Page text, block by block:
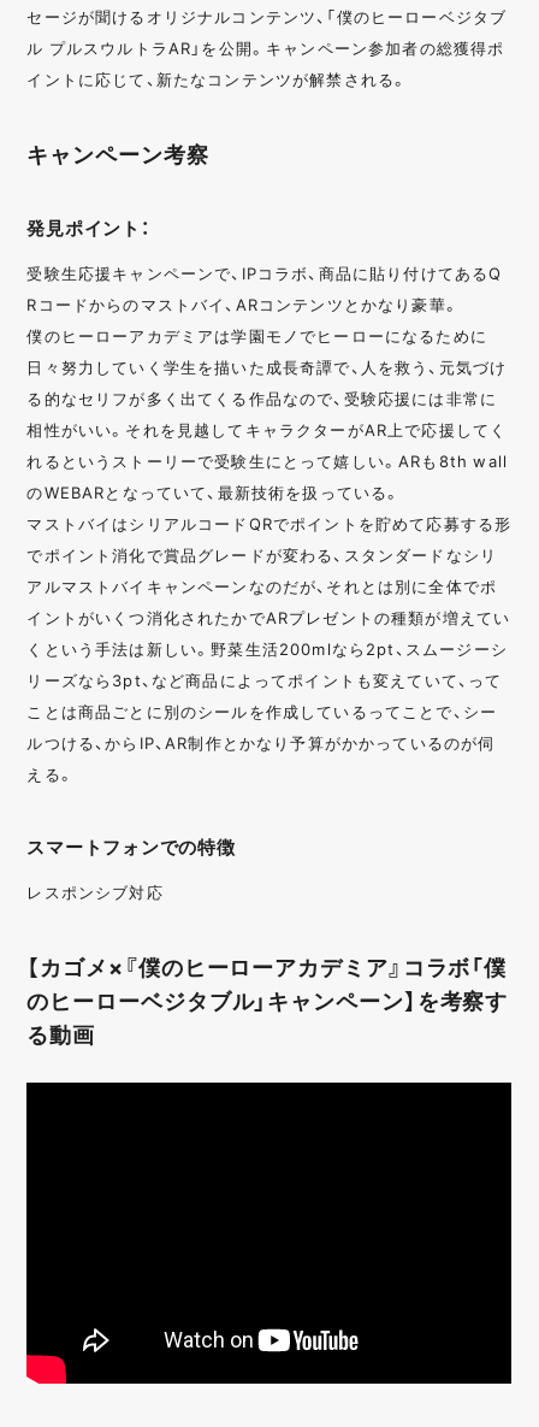
セージが聞けるオリジナルコンテンツ、「僕のヒーローベジタブ
ル プルスウルトラAR」を公開。キャンペーン参加者の総獲得ポ
イントに応じて、新たなコンテンツが解禁される。
キャンペーン考察
発見ポイント：
受験生応援キャンペーンで、IPコラボ、商品に貼り付けてあるQ
Rコードからのマストバイ、ARコンテンツとかなり豪華。
僕のヒーローアカデミアは学園モノでヒーローになるために
日々努力していく学生を描いた成長奇譚で、人を救う、元気づけ
る的なセリフが多く出てくる作品なので、受験応援には非常に
相性がいい。それを見越してキャラクターがAR上で応援してく
れるというストーリーで受験生にとって嬉しい。ARも8th wall
のWEBARとなっていて、最新技術を扱っている。
マストバイはシリアルコードQRでポイントを貯めて応募する形
でポイント消化で賞品グレードが変わる、スタンダードなシリ
アルマストバイキャンペーンなのだが、それとは別に全体でポ
イントがいくつ消化されたかでARプレゼントの種類が増えてい
くという手法は新しい。野菜生活200mlなら2pt、スムージーシ
リーズなら3pt、など商品によってポイントも変えていて、って
ことは商品ごとに別のシールを作成しているってことで、シー
ルつける、からIP、AR制作とかなり予算がかかっているのが伺
える。
スマートフォンでの特徴
レスポンシブ対応
【カゴメ×『僕のヒーローアカデミア』コラボ「僕
のヒーローベジタブル」キャンペーン】を考察す
る動画